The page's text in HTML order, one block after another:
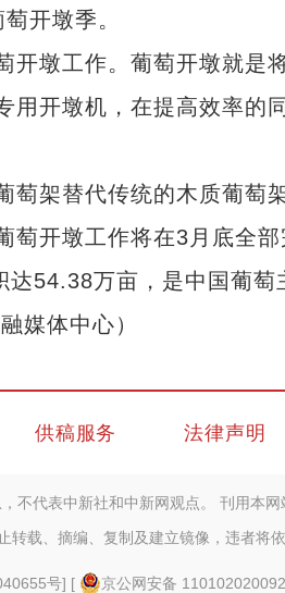
开墩季。
墩工作。葡萄开墩就是
用开墩机，在提高效率的
架替代传统的木质葡萄
开墩工作将在3月底全部
54.38万亩，是中国葡萄
媒体中心）
供稿服务 法律声明
不代表中新社和中新网观点。 刊用本网
转载、摘编、复制及建立镜像，违者将依
号] [ 京公网安备